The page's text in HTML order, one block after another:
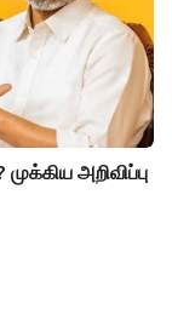
அறிவிப்பு